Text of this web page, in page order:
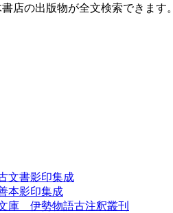
店の出版物が全文検索できます。
文書影印集成
本影印集成
庫 伊勢物語古注釈叢刊